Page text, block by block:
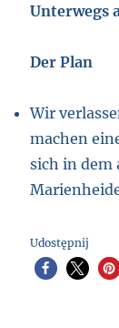
Unterwegs
Der Plan
Wir
machen
sich in dem
Udostępnij